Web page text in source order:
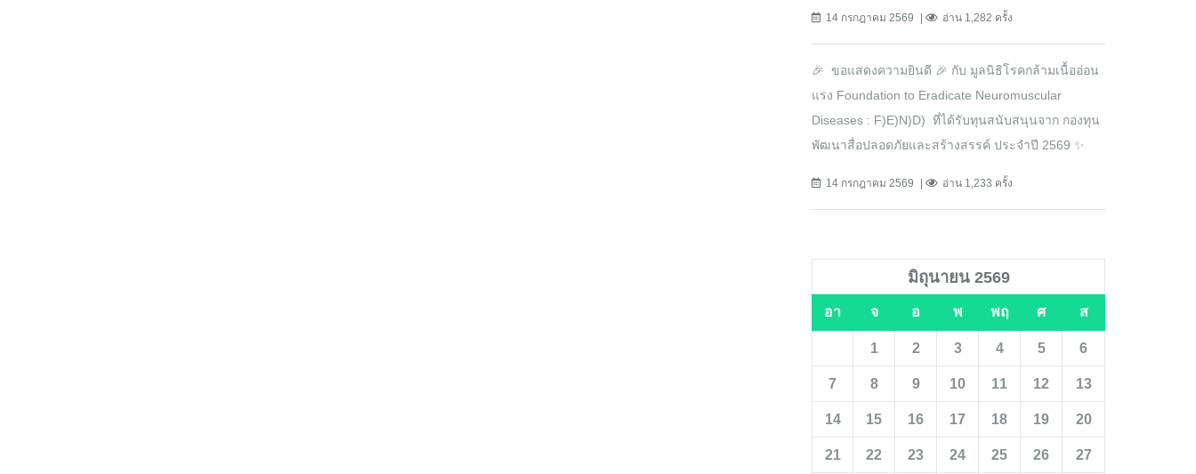
14 กรกฎาคม 2569 อ่าน 1,282 ครั้ง
🎉 ขอแสดงความยินดี 🎉 กับ มูลนิธิโรคกล้ามเนื้ออ่อน
แรง Foundation to Eradicate Neuromuscular
Diseases : F)E)N)D) ที่ได้รับทุนสนับสนุนจาก กองทุน
พัฒนาสื่อปลอดภัยและสร้างสรรค์ ประจำปี 2569 ✨
14 กรกฎาคม 2569 อ่าน 1,233 ครั้ง
มิถุนายน 2569
อา จ อ พ พฤ ศ ส
1 2 3 4 5 6
7 8 9 10 11 12 13
14 15 16 17 18 19 20
21 22 23 24 25 26 27